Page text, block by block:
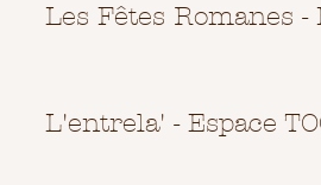
Les Fêtes Romanes
L'entrela' - Espace